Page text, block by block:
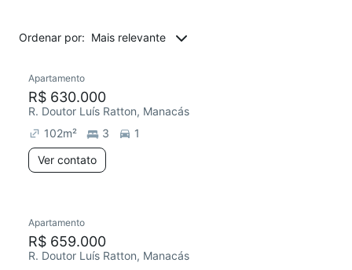
Ordenar por: Mais relevante
Redecorar
Apartamento
R$ 630.000
R. Doutor Luís Ratton, Manacás
102m² 3
1
Ver contato
Redecorar
Apartamento
R$ 659.000
R. Doutor Luís Ratton, Manacás